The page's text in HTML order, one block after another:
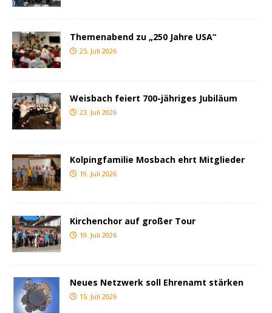
Themenabend zu „250 Jahre USA“
25. Juli 2026
Weisbach feiert 700-jähriges Jubiläum
23. Juli 2026
Kolpingfamilie Mosbach ehrt Mitglieder
19. Juli 2026
Kirchenchor auf großer Tour
19. Juli 2026
Neues Netzwerk soll Ehrenamt stärken
15. Juli 2026